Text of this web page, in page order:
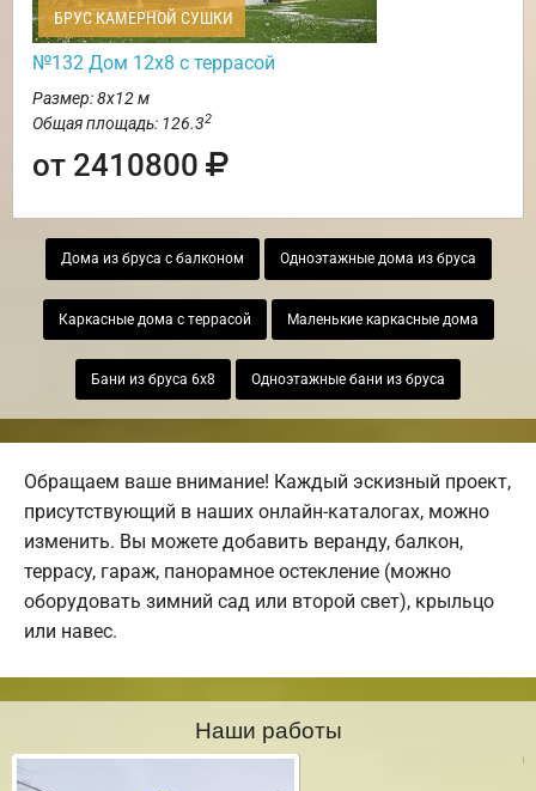
БРУС КАМЕРНОЙ СУШКИ
№132 Дом 12х8 с террасой
Размер: 8х12 м
Общая площадь: 126.32
от 2410800
Дома из бруса с балконом Одноэтажные дома из бруса
Каркасные дома с террасой Маленькие каркасные дома
Бани из бруса 6х8 Одноэтажные бани из бруса
Обращаем ваше внимание! Каждый эскизный проект,
присутствующий в наших онлайн-каталогах, можно
изменить. Вы можете добавить веранду, балкон,
террасу, гараж, панорамное остекление (можно
оборудовать зимний сад или второй свет), крыльцо
или навес.
Наши работы